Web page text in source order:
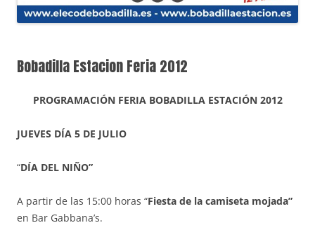
Bobadilla Estacion Feria 2012
PROGRAMACIÓN FERIA BOBADILLA ESTACIÓN 2012
JUEVES DÍA 5 DE JULIO
“DÍA DEL NIÑO”
A partir de las 15:00 horas “Fiesta de la camiseta mojada”
en Bar Gabbana’s.